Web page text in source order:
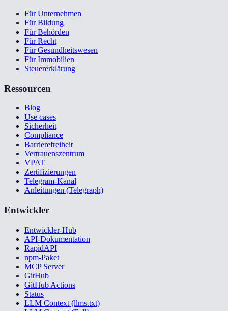
Für Unternehmen
Für Bildung
Für Behörden
Für Recht
Für Gesundheitswesen
Für Immobilien
Steuererklärung
Ressourcen
Blog
Use cases
Sicherheit
Compliance
Barrierefreiheit
Vertrauenszentrum
VPAT
Zertifizierungen
Telegram-Kanal
Anleitungen (Telegraph)
Entwickler
Entwickler-Hub
API-Dokumentation
RapidAPI
npm-Paket
MCP Server
GitHub
GitHub Actions
Status
LLM Context (llms.txt)